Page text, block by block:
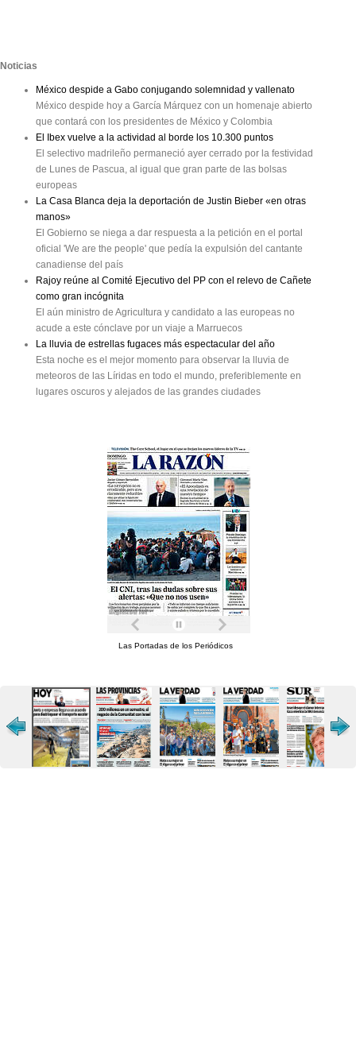
Noticias
México despide a Gabo conjugando solemnidad y vallenato
México despide hoy a García Márquez con un homenaje abierto
que contará con los presidentes de México y Colombia
El Ibex vuelve a la actividad al borde los 10.300 puntos
El selectivo madrileño permaneció ayer cerrado por la festividad
de Lunes de Pascua, al igual que gran parte de las bolsas
europeas
La Casa Blanca deja la deportación de Justin Bieber «en otras
manos»
El Gobierno se niega a dar respuesta a la petición en el portal
oficial 'We are the people' que pedía la expulsión del cantante
canadiense del país
Rajoy reúne al Comité Ejecutivo del PP con el relevo de Cañete
como gran incógnita
El aún ministro de Agricultura y candidato a las europeas no
acude a este cónclave por un viaje a Marruecos
La lluvia de estrellas fugaces más espectacular del año
Esta noche es el mejor momento para observar la lluvia de
meteoros de las Líridas en todo el mundo, preferiblemente en
lugares oscuros y alejados de las grandes ciudades
Las Portadas de los Periódicos